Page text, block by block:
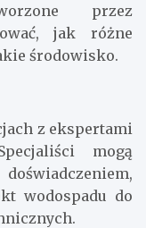
przez
jak różne
środowisko.
z ekspertami
mogą
wodospadu do